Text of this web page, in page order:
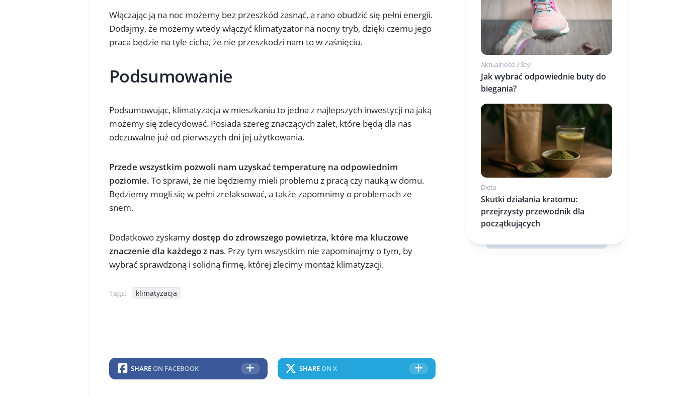
Włączając ją na noc możemy bez przeszkód zasnąć, a rano obudzić się pełni energii.
Dodajmy, że możemy wtedy włączyć klimatyzator na nocny tryb, dzięki czemu jego
praca będzie na tyle cicha, że nie przeszkodzi nam to w zaśnięciu.
Podsumowanie
Podsumowując, klimatyzacja w mieszkaniu to jedna z najlepszych inwestycji na jaką
możemy się zdecydować. Posiada szereg znaczących zalet, które będą dla nas
odczuwalne już od pierwszych dni jej użytkowania.
Przede wszystkim pozwoli nam uzyskać temperaturę na odpowiednim
poziomie. To sprawi, że nie będziemy mieli problemu z pracą czy nauką w domu.
Będziemy mogli się w pełni zrelaksować, a także zapomnimy o problemach ze
snem.
Dodatkowo zyskamydostęp do zdrowszego powietrza, które ma kluczowe
znaczenie dla każdego z nas. Przy tym wszystkim nie zapominajmy o tym, by
wybrać sprawdzoną i solidną firmę, której zlecimy montaż klimatyzacji.
Tags: klimatyzacja
SHAREON FACEBOOK SHAREON X
Aktualności / Styl
Jak wybrać odpowiednie buty do
biegania?
Dieta
Skutki działania kratomu:
przejrzysty przewodnik dla
początkujących